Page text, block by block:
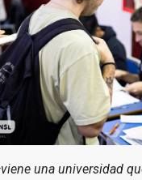
una universidad